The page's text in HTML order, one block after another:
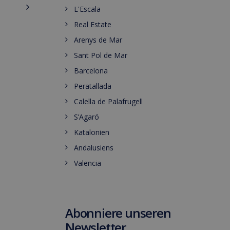
L'Escala
Real Estate
Arenys de Mar
Sant Pol de Mar
Barcelona
Peratallada
Calella de Palafrugell
S’Agaró
Katalonien
Andalusiens
Valencia
Abonniere unseren